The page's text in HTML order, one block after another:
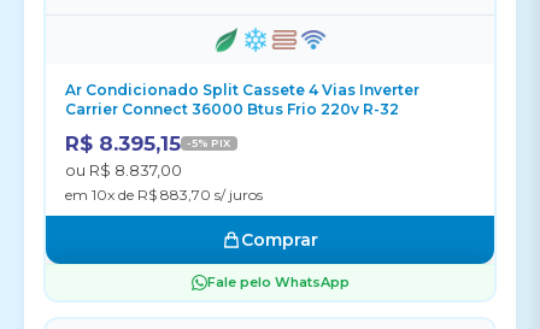
Ar Condicionado Split Cassete 4 Vias Inverter
Carrier Connect 36000 Btus Frio 220v R-32
R$ 8.395,15 -5% PIX
ou R$ 8.837,00
em 10x de R$ 883,70 s/ juros
Comprar
Fale pelo WhatsApp